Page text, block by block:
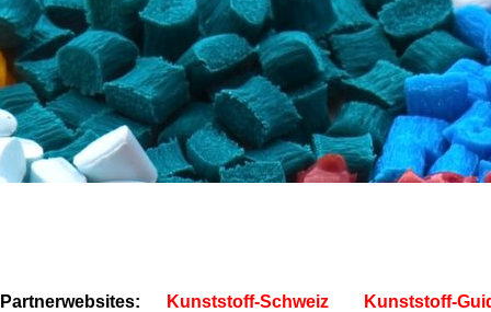
Partnerwebsites: Kunststoff-Schweiz Kunststoff-